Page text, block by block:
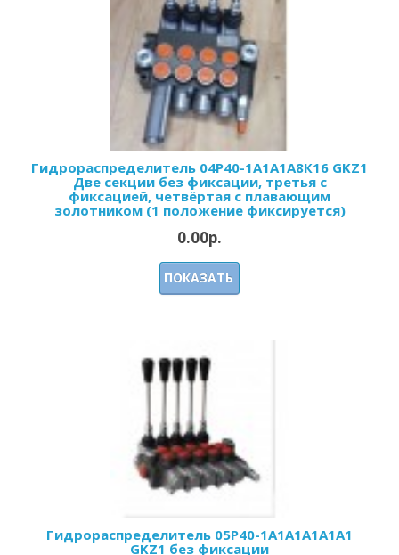
Гидрораспределитель 04Р40-1А1А1A8К16 GKZ1
Две секции без фиксации, третья с
фиксацией, четвёртая с плавающим
золотником (1 положение фиксируется)
0.00р.
ПОКАЗАТЬ
Гидрораспределитель 05Р40-1А1А1A1A1A1
GKZ1 без фиксации